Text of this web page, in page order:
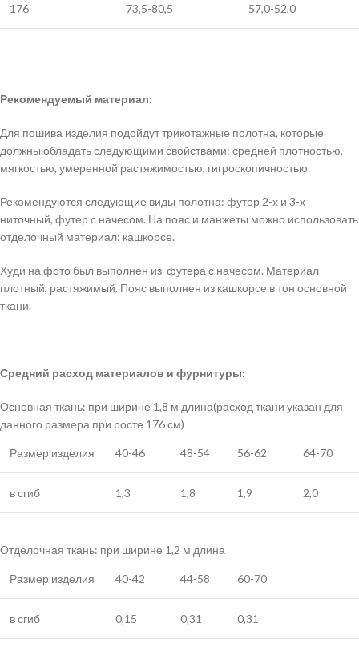
176 73,5-80,5 57,0-52,0
Рекомендуемый материал:
Для пошива изделия подойдут трикотажные полотна, которые
должны обладать следующими свойствами: средней плотностью,
мягкостью, умеренной растяжимостью, гигроскопичностью.
Рекомендуются следующие виды полотна: футер 2-х и 3-х
ниточный, футер с начесом. На пояс и манжеты можно использовать
отделочный материал: кашкорсе.
Худи на фото был выполнен из футера с начесом. Материал
плотный, растяжимый. Пояс выполнен из кашкорсе в тон основной
ткани.
Средний расход материалов и фурнитуры:
Основная ткань: при ширине 1,8 м длина(расход ткани указан для
данного размера при росте 176 см)
Размер изделия 40-46 48-54 56-62 64-70
в сгиб 1,3 1,8 1,9 2,0
Отделочная ткань: при ширине 1,2 м длина
Размер изделия 40-42 44-58 60-70
в сгиб 0,15 0,31 0,31